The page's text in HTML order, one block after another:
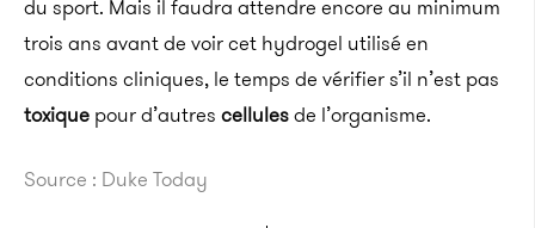
du sport. Mais il faudra attendre encore au minimum
trois ans avant de voir cet hydrogel utilisé en
conditions cliniques, le temps de vérifier s’il n’est pas
toxique pour d’autres cellulesde l’organisme.
Source : Duke Today